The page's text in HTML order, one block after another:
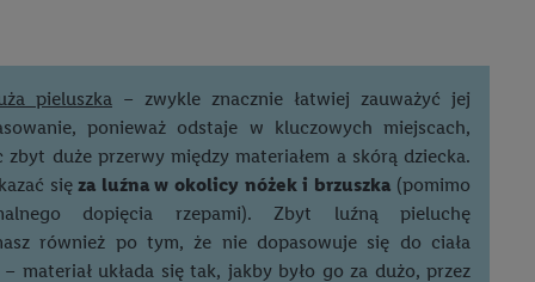
pieluszka – zwykle znacznie łatwiej zauważyć jej
ponieważ odstaje w kluczowych miejscach,
zbyt duże przerwy między materiałem a skórą dziecka.
się za luźna w okolicy nóżek i brzuszka (pomimo
dopięcia rzepami). Zbyt luźną pieluchę
również po tym, że nie dopasowuje się do ciała
– materiał układa się tak, jakby było go za dużo, przez
Klikając
celach, w tym na
danych i prawo
prywatności.